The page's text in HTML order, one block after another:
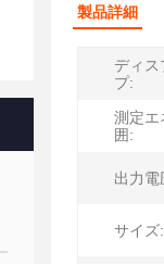
製品詳細
ディス
プ:
測定エ
囲:
出力電
サイズ: